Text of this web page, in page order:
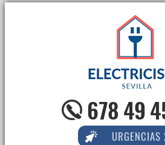
678 49